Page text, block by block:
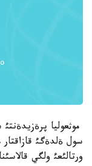
سول ةلدةگئ
ورتالئعئ ولگي